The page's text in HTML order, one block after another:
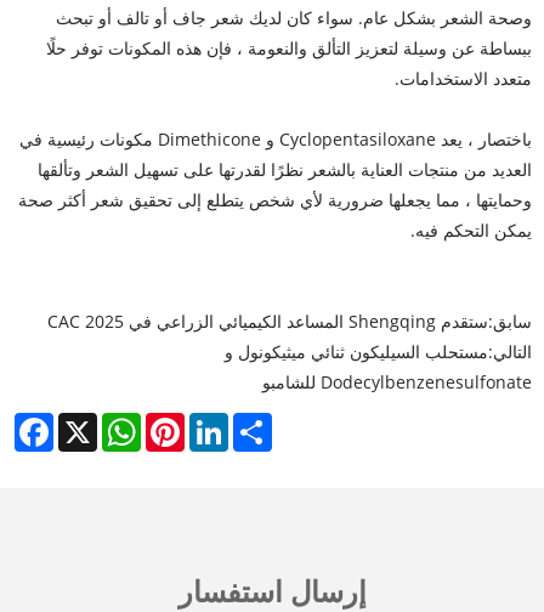
وصحة الشعر بشكل عام. سواء كان لديك شعر جاف أو تالف أو تبحث
ببساطة عن وسيلة لتعزيز التألق والنعومة ، فإن هذه المكونات توفر حلًا
متعدد الاستخدامات.
باختصار ، يعد Cyclopentasiloxane و Dimethicone مكونات رئيسية في
العديد من منتجات العناية بالشعر نظرًا لقدرتها على تسهيل الشعر وتألقها
وحمايتها ، مما يجعلها ضرورية لأي شخص يتطلع إلى تحقيق شعر أكثر صحة
يمكن التحكم فيه.
سابق:ستقدم Shengqing المساعد الكيميائي الزراعي في CAC 2025
التالي:مستحلب السيليكون ثنائي ميثيكونول و
Dodecylbenzenesulfonate للشامبو
X
WhatsAppPinterestLinkedInShare
إرسال استفسار